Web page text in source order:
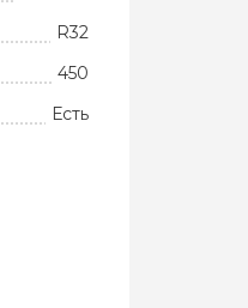
R32
450
Есть